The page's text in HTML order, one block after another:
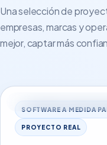
Una selección de
empresas, marcas y
mejor, captar más
SOFTWARE A MEDIDA
PROYECTO REAL